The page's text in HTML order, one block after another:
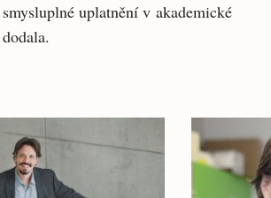
uplatnění v akademické